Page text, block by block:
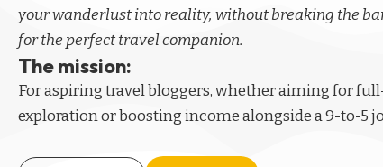
your wanderlust into reality, without breaking the
for the perfect travel companion.
The mission:
For aspiringtravel bloggers, whether aiming for
exploration or boosting income alongside a 9-to-5